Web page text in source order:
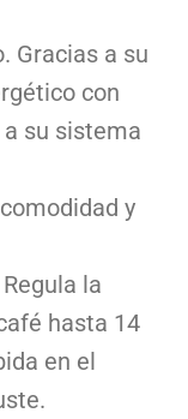
Gracias a su
con
su sistema
y
la
hasta 14
en el